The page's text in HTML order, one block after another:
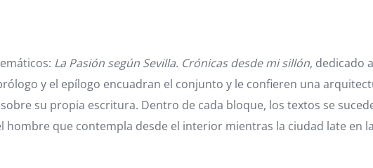
La Pasión según Sevilla. Crónicas desde mi sillón, dedicado
y el epílogo encuadran el conjunto y le confieren una
su propia escritura. Dentro de cada bloque, los textos se
que contempla desde el interior mientras la ciudad late en